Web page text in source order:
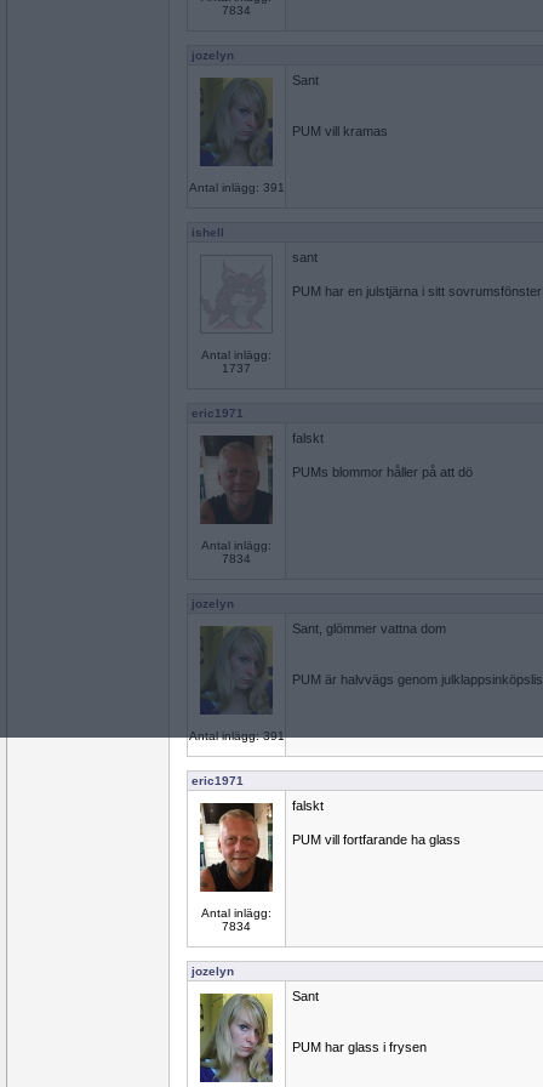
7834
jozelyn
Antal inlägg: 391
Sant
PUM vill kramas
ishell
Antal inlägg:
1737
sant
PUM har en julstjärna i sitt sovrumsfönster
eric1971
Antal inlägg:
7834
falskt
PUMs blommor håller på att dö
jozelyn
Antal inlägg: 391
Sant, glömmer vattna dom
PUM är halvvägs genom
eric1971
Antal inlägg:
7834
falskt
PUM vill fortfarande ha glass
jozelyn
Sant
PUM har glass i frysen